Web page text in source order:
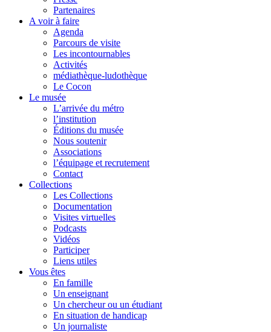
Partenaires
A voir à faire
Agenda
Parcours de visite
Les incontournables
Activités
médiathèque-ludothèque
Le Cocon
Le musée
L’arrivée du métro
l’institution
Éditions du musée
Nous soutenir
Associations
l’équipage et recrutement
Contact
Collections
Les Collections
Documentation
Visites virtuelles
Podcasts
Vidéos
Participer
Liens utiles
Vous êtes
En famille
Un enseignant
Un chercheur ou un étudiant
En situation de handicap
Un journaliste